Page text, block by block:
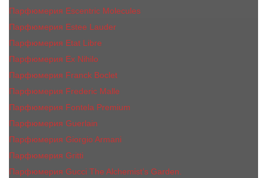
Парфюмерия Escentric Molecules
Парфюмерия Estee Lаudеr
Парфюмерия Etat Libre
Парфюмерия Ex Nihilo
Парфюмерия Franck Boclet
Парфюмерия Frеderic Mаlle
Парфюмерия Fontela Premium
Парфюмерия Guerlain
Парфюмерия Giorgio Armani
Парфюмерия Gritti
Парфюмерия Gucci The Alchemist’s Garden.